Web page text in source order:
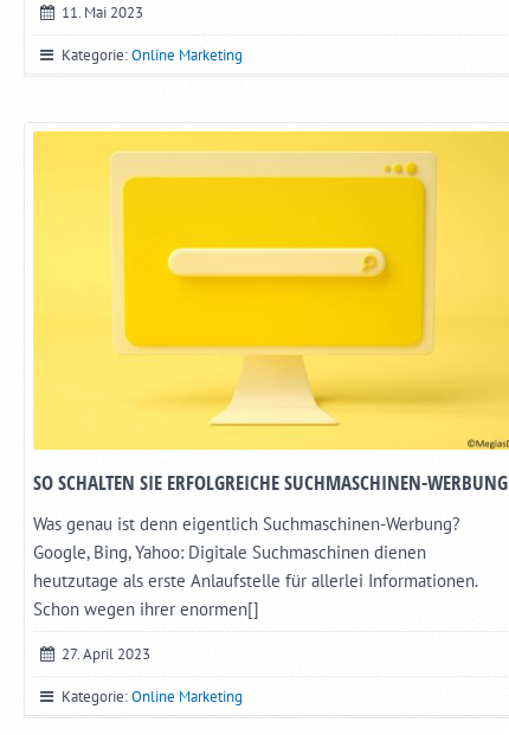
11. Mai 2023
Kategorie:Online Marketing
SO SCHALTEN SIE ERFOLGREICHE SUCHMASCHINEN-WERBUNG
Was genau ist denn eigentlich Suchmaschinen-Werbung?
Google, Bing, Yahoo: Digitale Suchmaschinen dienen
heutzutage als erste Anlaufstelle für allerlei Informationen.
Schon wegen ihrer enormen[]
27. April 2023
Kategorie:Online Marketing